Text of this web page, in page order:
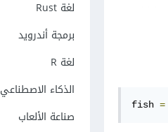
fish =
لغة Rust
برمجة أندرويد
لغة R
الذكاء الاصطناعي
صناعة الألعاب